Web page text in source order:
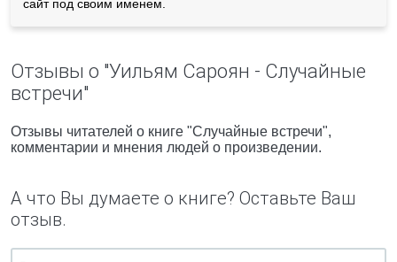
сайт под своим именем.
Отзывы о "Уильям Сароян - Случайные
встречи"
Отзывы читателей о книге "Случайные встречи",
комментарии и мнения людей о произведении.
А что Вы думаете о книге? Оставьте Ваш
отзыв.